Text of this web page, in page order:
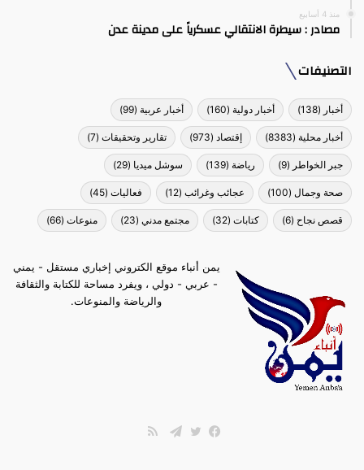
منذ 4 أسابيع
مصادر : سيطرة الانتقالي عسكرياً على مدينة عدن
التصنيفات
أخبار (138) أخبار دولية (160) أخبار عربية (99)
أخبار محلية (8383) إقتصاد (973) تقارير وتحقيقات (7)
جبر الخواطر (9) رياضة (139) سوشل ميديا (29)
صحة وجمال (100) عجائب وغرائب (12) فعاليات (45)
قصص نجاح (6) كتابات (32) مجتمع مدني (23) منوعات (66)
يمن أنباء موقع الكتروني إخباري مستقل - يمني
- عربي - دولي ، ويفرد مساحة للكتابة والثقافة
والرياضة والمنوعات.